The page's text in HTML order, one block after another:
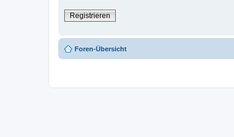
Registrieren
Foren-Übersicht